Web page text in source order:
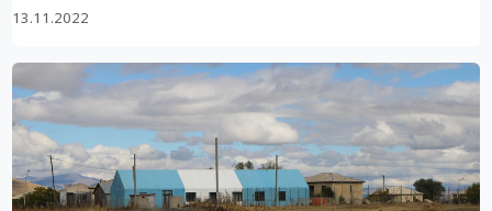
13.11.2022